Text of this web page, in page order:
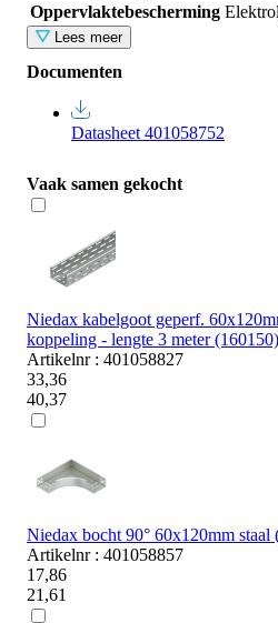
Oppervlaktebescherming
Lees meer
Documenten
Datasheet 401058752
Vaak samen gekocht
Niedax kabelgoot geperf.
koppeling - lengte 3 meter (160150)
Artikelnr : 401058827
33,36
40,37
Niedax bocht 90° 60x120mm staal
Artikelnr : 401058857
17,86
21,61